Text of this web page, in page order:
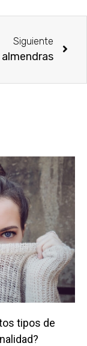
Siguiente
tipos de